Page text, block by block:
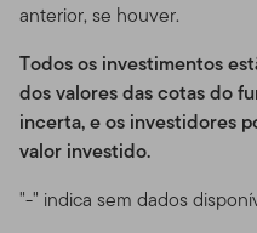
anterior, se houver.
Todos os investimentos
dos valores das cotas do
incerta, e os investidores
valor investido.
"-" indica sem dados
atesta os termos e
serviços, conteúdo,
disponíveis através do
como "Site" ou "Conteúdo
termos de uso